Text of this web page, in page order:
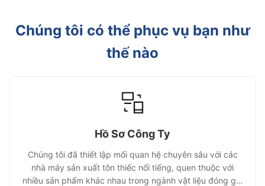
Chúng tôi có thể phục vụ bạn như
thế nào
Hồ Sơ Công Ty
Chúng tôi đã thiết lập mối quan hệ chuyên sâu với các
nhà máy sản xuất tôn thiếc nổi tiếng, quen thuộc với
nhiều sản phẩm khác nhau trong ngành vật liệu đóng gói